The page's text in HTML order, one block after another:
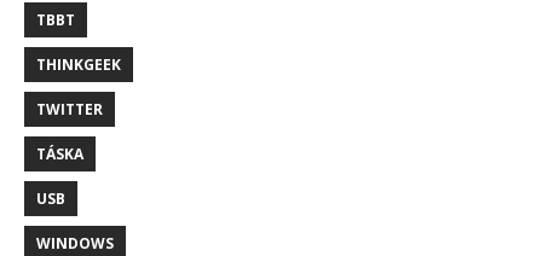
TBBT
THINKGEEK
TWITTER
TÁSKA
USB
WINDOWS